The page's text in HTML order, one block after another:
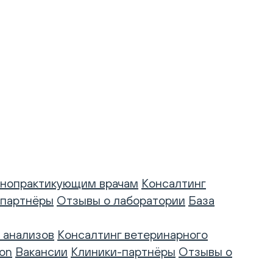
врачам Консалтинг
Отзывы о лаборатории База
Консалтинг ветеринарного
Вакансии Клиники-партнёры Отзывы о